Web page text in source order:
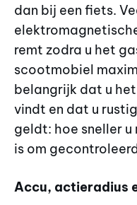
dan bij een fiets.
remt zodra u het
scootmobiel
belangrijk dat u
vindt en dat u
geldt: hoe sneller
is om
Accu, actieradius